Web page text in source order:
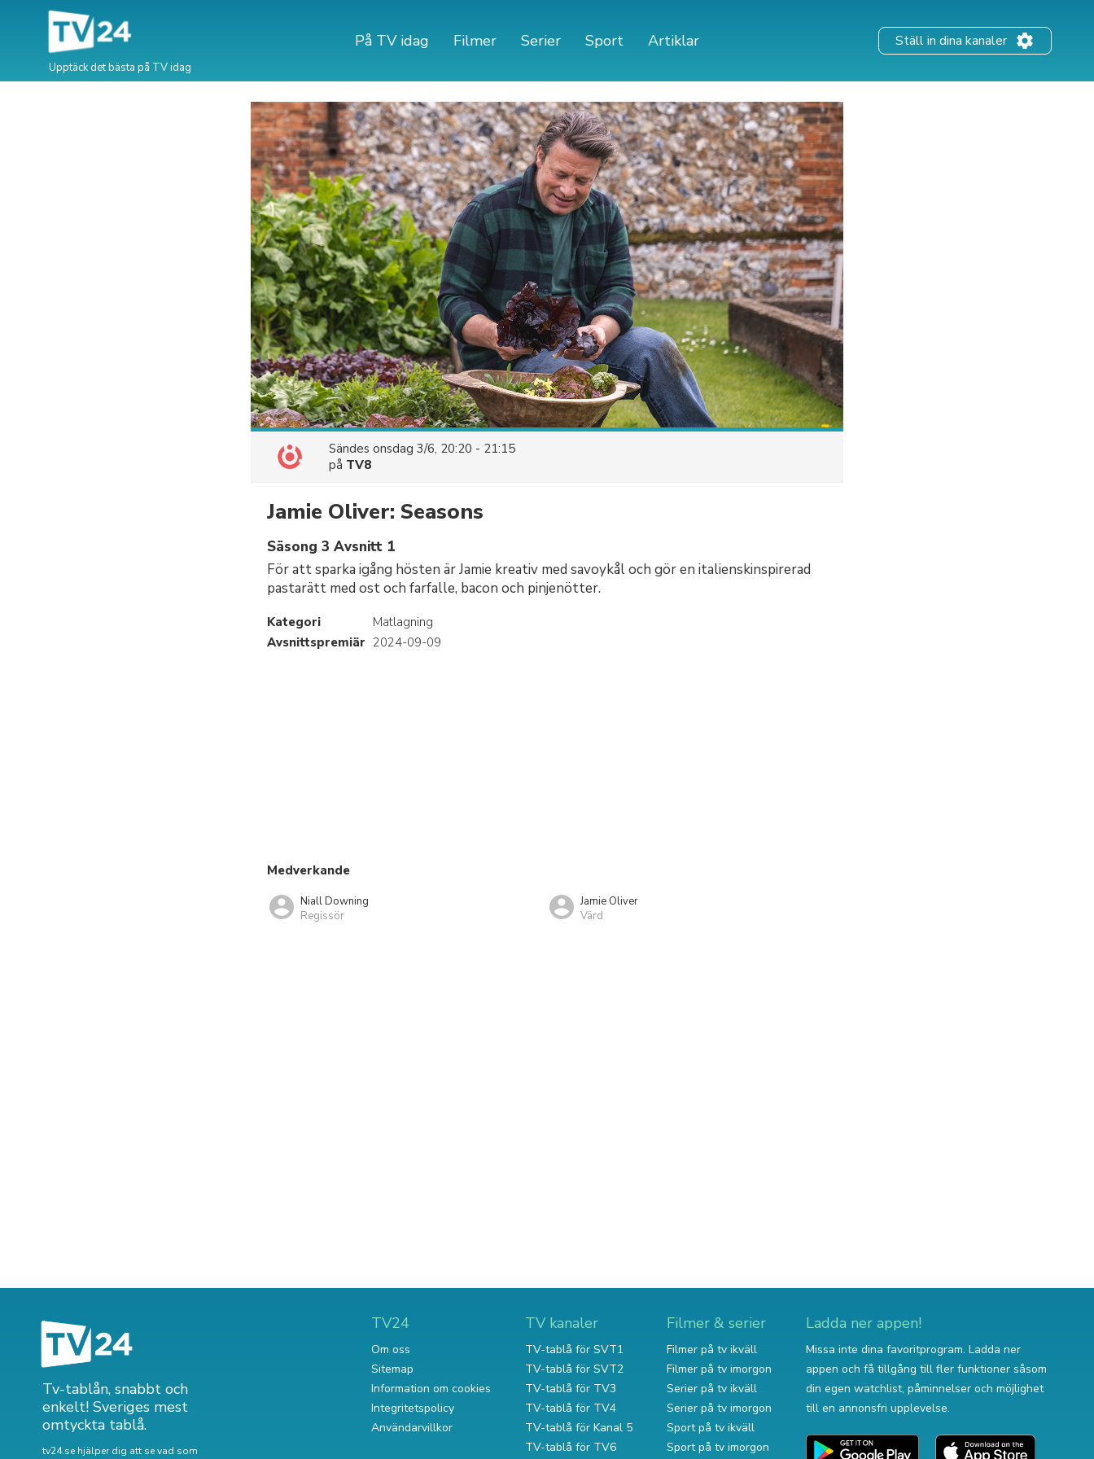
Upptäck det bästa på TV idag
På TV idag Filmer Serier Sport Artiklar Ställ in dina kanaler
Sändes onsdag 3/6, 20:20 - 21:15
på TV8
Jamie Oliver: Seasons
Säsong 3 Avsnitt 1
För att sparka igång hösten är Jamie kreativ med savoykål och gör en italienskinspirerad
pastarätt med ost och farfalle, bacon och pinjenötter.
Kategori
Matlagning
Avsnittspremiär 2024-09-09
Medverkande
Niall Downing
Regissör
Jamie Oliver
Värd
Tv-tablån, snabbt och
enkelt! Sveriges mest
omtyckta tablå.
tv24.se hjälper dig att se vad som
TV24
Om oss
Sitemap
Information om cookies
Integritetspolicy
Användarvillkor
TV kanaler
TV-tablå för SVT1
TV-tablå för SVT2
TV-tablå för TV3
TV-tablå för TV4
TV-tablå för Kanal 5
TV-tablå för TV6
Filmer & serier
Filmer på tv ikväll
Filmer på tv imorgon
Serier på tv ikväll
Serier på tv imorgon
Sport på tv ikväll
Sport på tv imorgon
Ladda ner appen!
Missa inte dina favoritprogram. Ladda ner
appen och få tillgång till fler funktioner såsom
din egen watchlist, påminnelser och möjlighet
till en annonsfri upplevelse.